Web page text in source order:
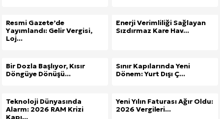
Resmi Gazete’de
Yayımlandı: Gelir Vergisi,
Loj...
Enerji Verimliliği Sağlayan
Sızdırmaz Kare Hav...
Bir Dozla Başlıyor, Kısır
Döngüye Dönüşü...
Sınır Kapılarında Yeni
Dönem: Yurt Dışı Ç...
Teknoloji Dünyasında
Alarm: 2026 RAM Krizi
Kapı...
Yeni Yılın Faturası Ağır Oldu:
2026 Vergileri...